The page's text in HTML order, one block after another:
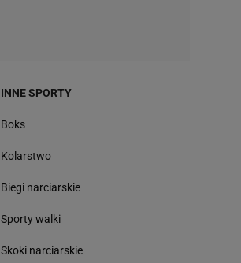
INNE SPORTY
Boks
Kolarstwo
Biegi narciarskie
Sporty walki
Skoki narciarskie